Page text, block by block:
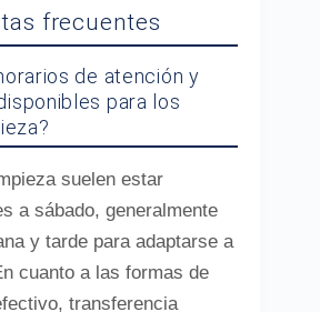
frecuentes
de atención y
para los
suelen estar
a sábado, generalmente
y tarde para adaptarse a
cuanto a las formas de
transferencia